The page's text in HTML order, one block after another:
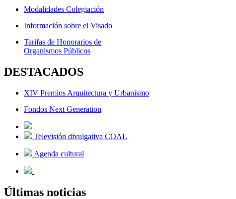
Modalidades Colegiación
Información sobre el Visado
Tarifas de Honorarios de
Organismos Públicos
DESTACADOS
XIV Premios Arquitectura y Urbanismo
Fondos Next Generation
Televisión divulgativa COAL
Agenda cultural
Últimas noticias